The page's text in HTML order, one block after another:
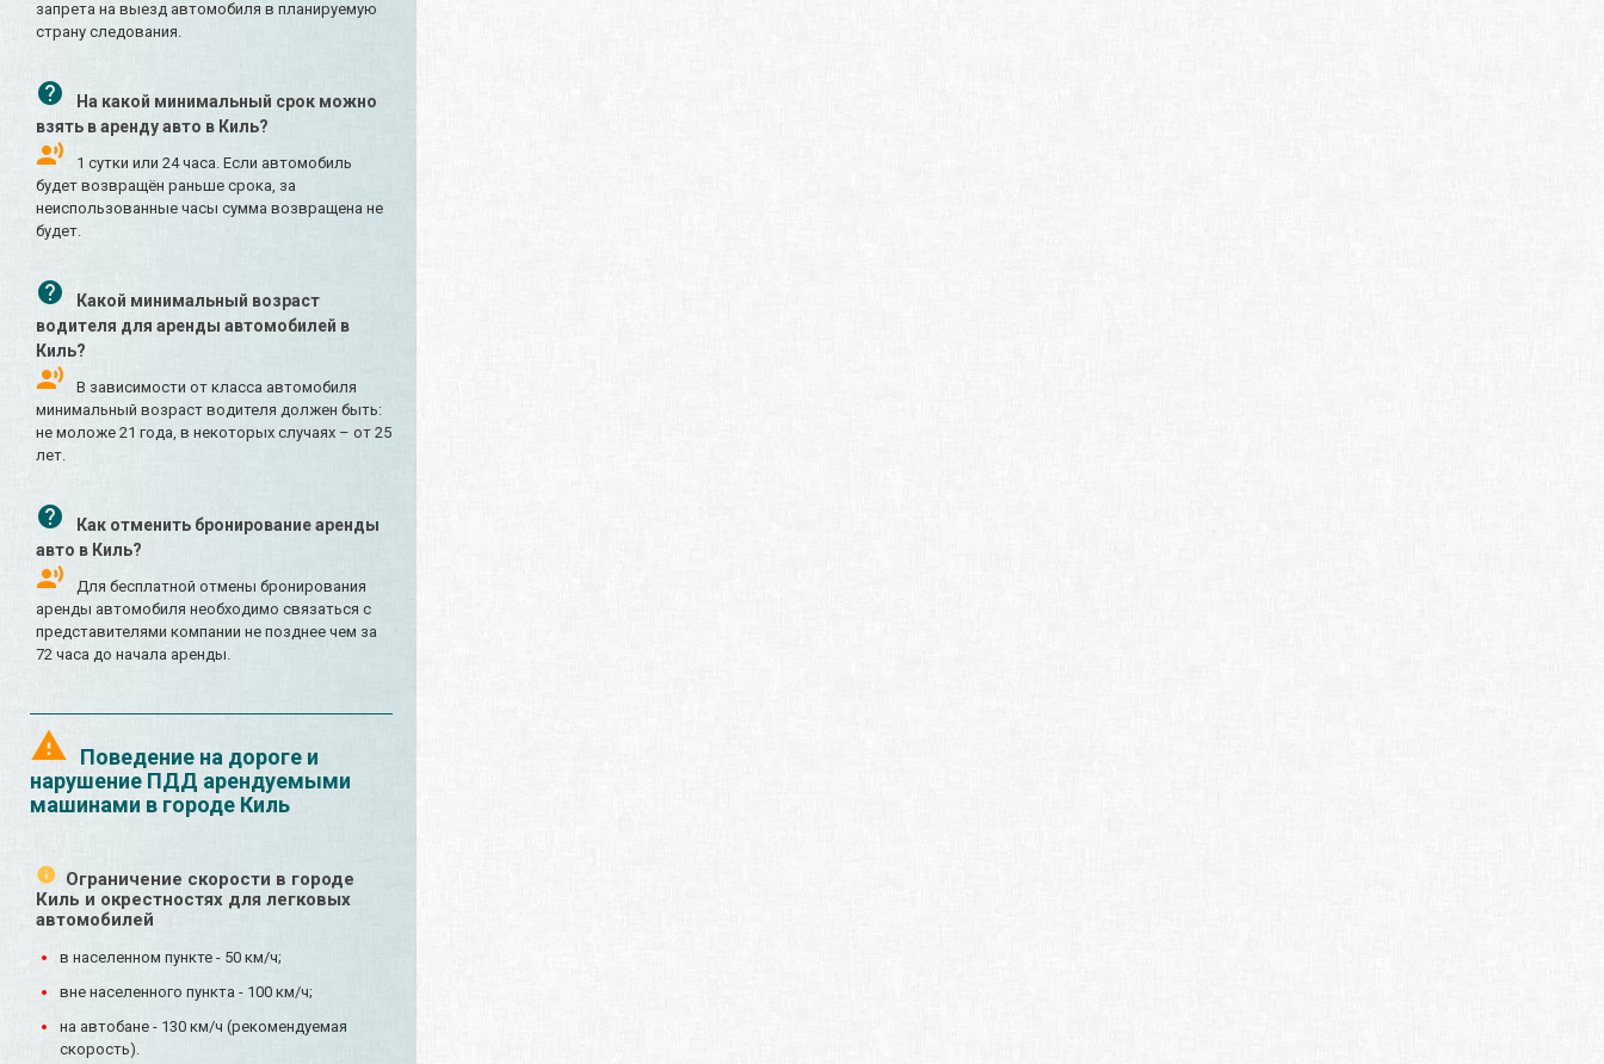
запрета на выезд автомобиля в планируемую
страну следования.
На какой минимальный срок можно
взять в аренду авто в Киль?
1 сутки или 24 часа. Если автомобиль
будет возвращён раньше срока, за
неиспользованные часы сумма возвращена не
будет.
Какой минимальный возраст
водителя для аренды автомобилей в
Киль?
В зависимости от класса автомобиля
минимальный возраст водителя должен быть:
не моложе 21 года, в некоторых случаях – от 25
лет.
Как отменить бронирование аренды
авто в Киль?
Для бесплатной отмены бронирования
аренды автомобиля необходимо связаться с
представителями компании не позднее чем за
72 часа до начала аренды.
Поведение на дороге и
нарушение ПДД арендуемыми
машинами в городе Киль
Ограничение скорости в городе
Киль и окрестностях для легковых
автомобилей
в населенном пункте - 50 км/ч;
вне населенного пункта - 100 км/ч;
на автобане - 130 км/ч (рекомендуемая
скорость).